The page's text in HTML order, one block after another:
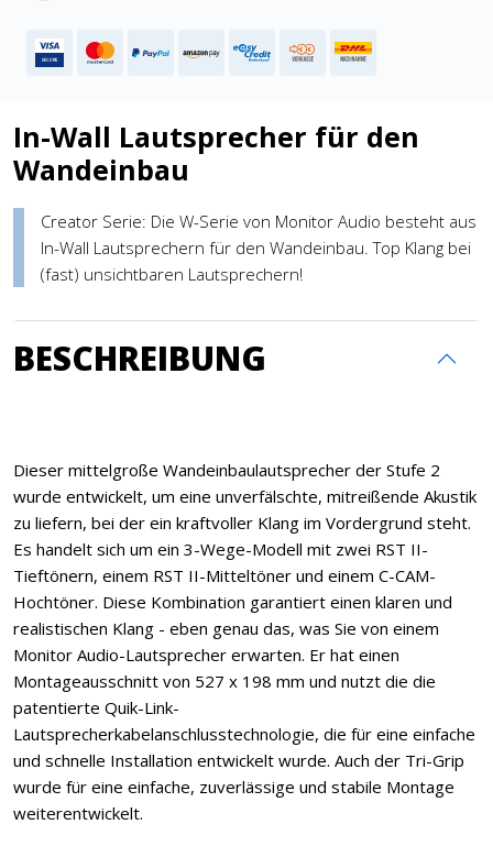
In-Wall Lautsprecher für den
Wandeinbau
Creator Serie: Die W-Serie von Monitor Audio besteht aus
In-Wall Lautsprechern für den Wandeinbau. Top Klang bei
(fast) unsichtbaren Lautsprechern!
BESCHREIBUNG
Dieser mittelgroße Wandeinbaulautsprecher der Stufe 2
wurde entwickelt, um eine unverfälschte, mitreißende Akustik
zu liefern, bei der ein kraftvoller Klang im Vordergrund steht.
Es handelt sich um ein 3-Wege-Modell mit zwei RST II-
Tieftönern, einem RST II-Mitteltöner und einem C-CAM-
Hochtöner. Diese Kombination garantiert einen klaren und
realistischen Klang - eben genau das, was Sie von einem
Monitor Audio-Lautsprecher erwarten. Er hat einen
Montageausschnitt von 527 x 198 mm und nutzt die die
patentierte Quik-Link-
Lautsprecherkabelanschlusstechnologie, die für eine einfache
und schnelle Installation entwickelt wurde. Auch der Tri-Grip
wurde für eine einfache, zuverlässige und stabile Montage
weiterentwickelt.